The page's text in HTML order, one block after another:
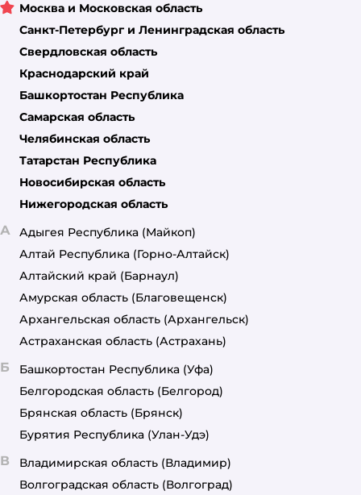
Москва и Московская область
Санкт-Петербург и Ленинградская область
Свердловская область
Краснодарский край
Башкортостан Республика
Самарская область
Челябинская область
Татарстан Республика
Новосибирская область
Нижегородская область
А Адыгея Республика (Майкоп)
Алтай Республика (Горно-Алтайск)
Алтайский край (Барнаул)
Амурская область (Благовещенск)
Архангельская область (Архангельск)
Астраханская область (Астрахань)
Б Башкортостан Республика (Уфа)
Белгородская область (Белгород)
Брянская область (Брянск)
Бурятия Республика (Улан-Удэ)
В Владимирская область (Владимир)
Волгоградская область (Волгоград)